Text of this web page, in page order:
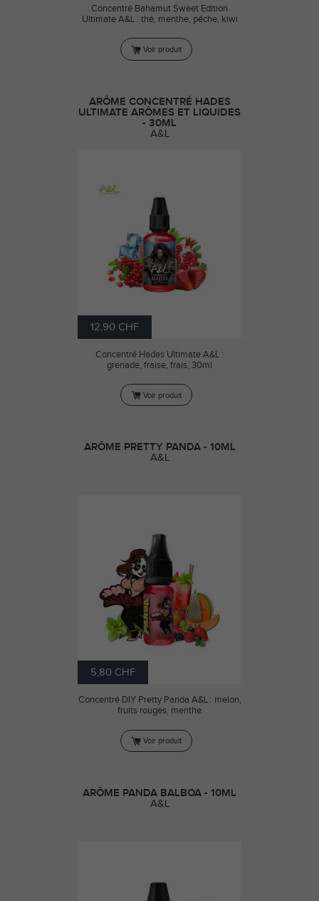
Concentré Bahamut Sweet Edition
Ultimate A&L : thé, menthe, pêche, kiwi
Voir produit
ARÔME CONCENTRÉ HADES
ULTIMATE ARÔMES ET LIQUIDES
- 30ML
A&L
12,90 CHF
Concentré Hades Ultimate A&L :
grenade, fraise, frais, 30ml
Voir produit
ARÔME PRETTY PANDA - 10ML
A&L
5,80 CHF
Concentré DIY Pretty Panda A&L : melon,
fruits rouges, menthe
Voir produit
ARÔME PANDA BALBOA - 10ML
A&L